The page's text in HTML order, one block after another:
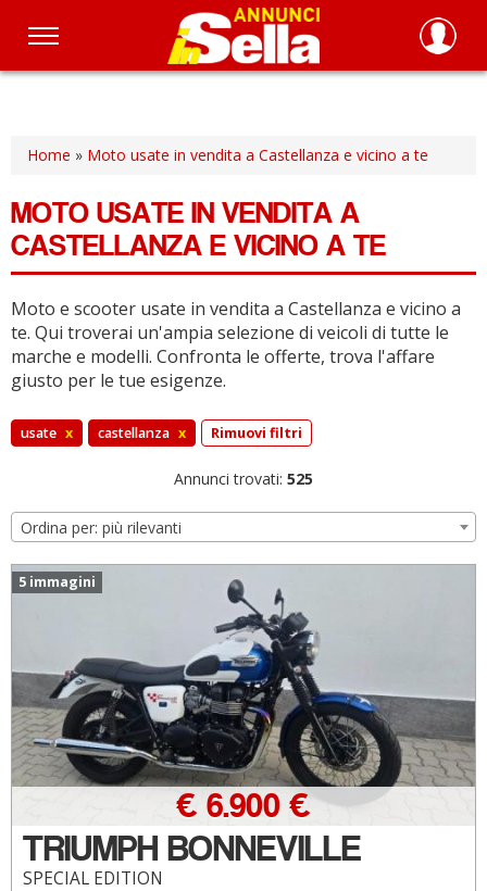
Salta
principale
Home » Moto usate in vendita a Castellanza e vicino a te
MOTO USATE IN VENDITA A
CASTELLANZA E VICINO A TE
Moto e scooter usate in vendita a Castellanza e vicino a
te. Qui troverai un'ampia selezione di veicoli di tutte le
marche e modelli. Confronta le offerte, trova l'affare
giusto per le tue esigenze.
usate x castellanza x Rimuovi filtri
Annunci trovati: 525
Ordina per: più rilevanti
5 immagini
TRIUMPH BONNEVILLE
SPECIAL EDITION
€ 6.900 €